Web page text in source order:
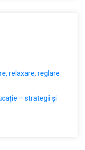
relaxare, reglare
– strategii și